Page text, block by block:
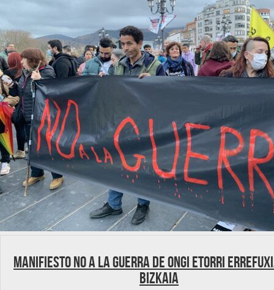
Manifiesto No a la Guerra de Ongi Etorri
Bizkaia